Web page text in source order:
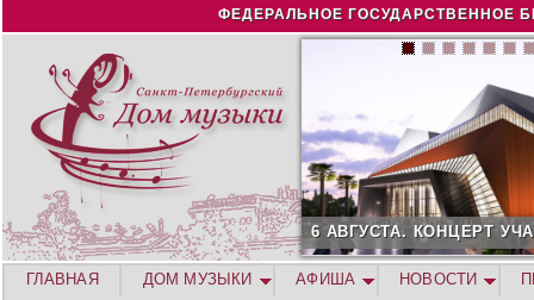
Jump to navigation
ФЕДЕРАЛЬНОЕ ГОСУДАРСТВЕННОЕ
6 АВГУСТА. КОНЦЕРТ УЧАСТНИКОВ
ГЛАВНАЯ ДОМ МУЗЫКИ АФИША НОВОСТИ